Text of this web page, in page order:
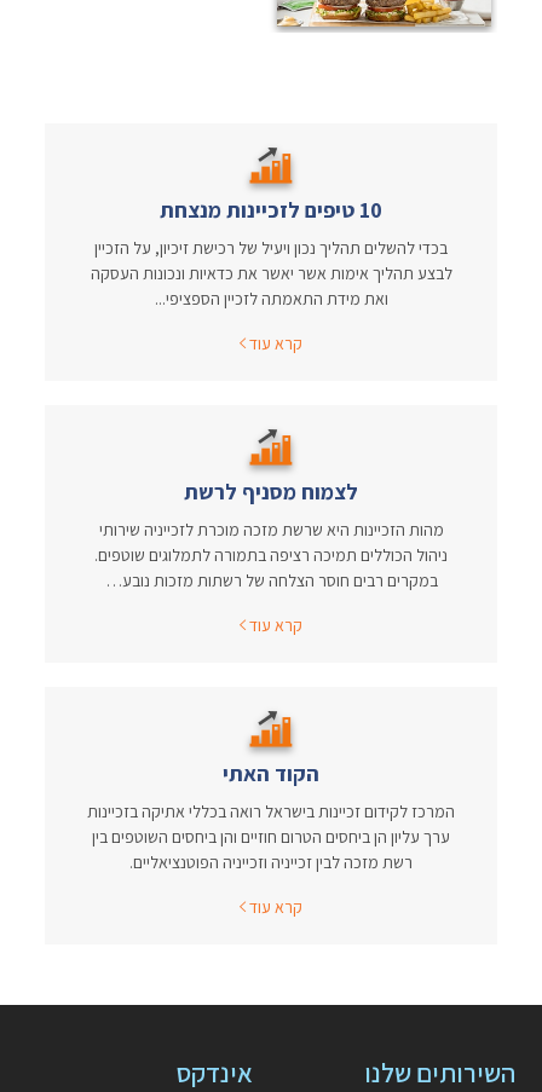
10 טיפים לזכיינות מנצחת
בכדי להשלים תהליך נכון ויעיל של רכישת זיכיון, על הזכיין
לבצע תהליך אימות אשר יאשר את כדאיות ונכונות העסקה
ואת מידת התאמתה לזכיין הספציפי...
קרא עוד
לצמוח מסניף לרשת
מהות הזכיינות היא שרשת מזכה מוכרת לזכייניה שירותי
ניהול הכוללים תמיכה רציפה בתמורה לתמלוגים שוטפים.
במקרים רבים חוסר הצלחה של רשתות מזכות נובע…
קרא עוד
הקוד האתי
המרכז לקידום זכיינות בישראל רואה בכללי אתיקה בזכיינות
ערך עליון הן ביחסים הטרום חוזיים והן ביחסים השוטפים בין
רשת מזכה לבין זכייניה וזכייניה הפוטנציאליים.
קרא עוד
השירותים שלנו אינדקס